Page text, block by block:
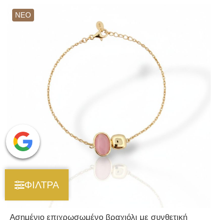
ΦΙΛΤΡΑ
ΝΕΟ
Ασημένιο επιχρωσωμένο βραχιόλι με συνθετική